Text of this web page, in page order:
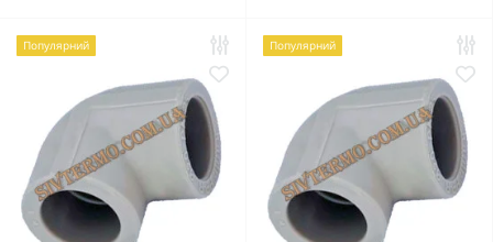
Популярний Популярний